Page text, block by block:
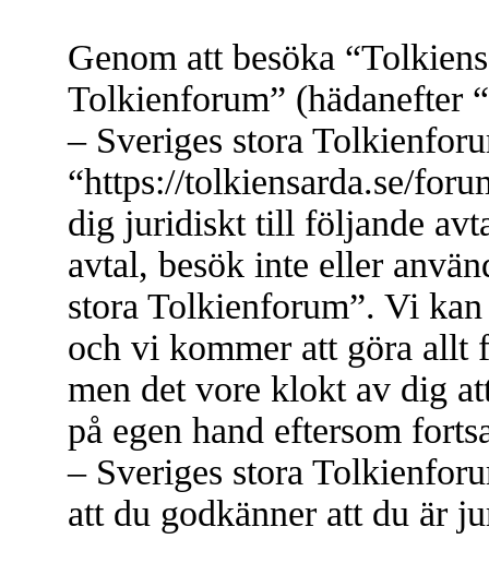
Genom att besöka
Tolkienforum” (hädanefter
– Sveriges stora
“https://tolkiensarda.se/
dig juridiskt till följande
avtal, besök inte eller
stora Tolkienforum”. Vi
och vi kommer att göra allt
men det vore klokt av dig
på egen hand eftersom
– Sveriges stora
att du godkänner att du är